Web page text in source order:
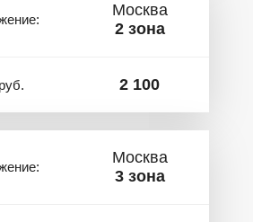
Москва
2 зона
2 100
Москва
3 зона